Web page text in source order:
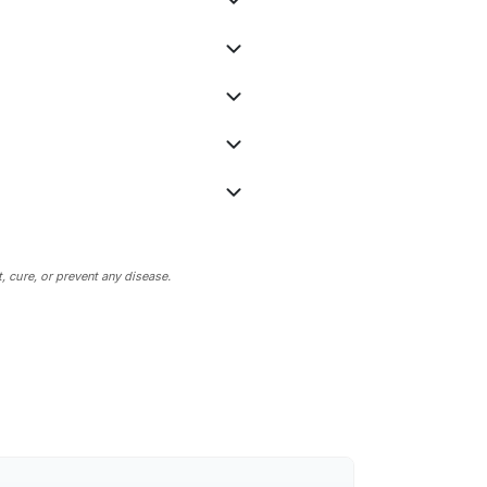
or prevent any disease.